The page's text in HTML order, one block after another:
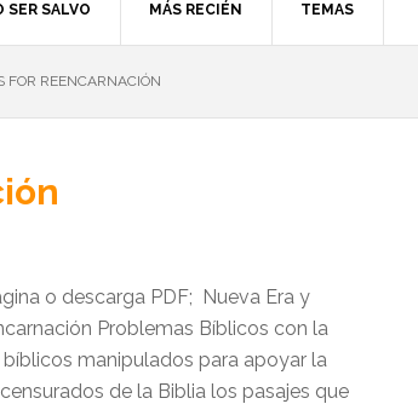
SER SALVO MÁS RECIÉN TEMAS
FOR REENCARNACIÓN
o descarga PDF; Nueva Era y
Problemas Bíblicos con la
bíblicos manipulados para apoyar la
de la Biblia los pasajes que